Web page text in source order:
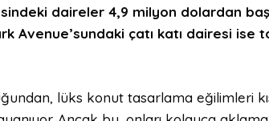
daireler 4,9 milyon dolardan
Avenue’sundaki çatı katı dairesi ise
lüks konut tasarlama eğilimleri